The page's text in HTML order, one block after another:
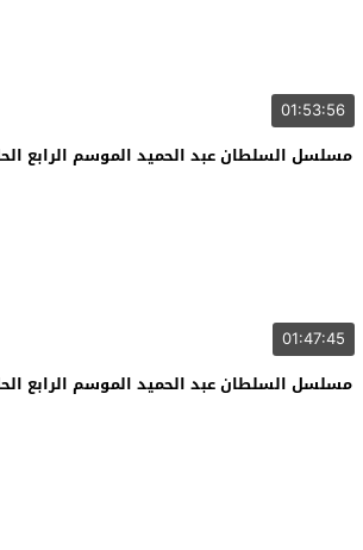
01:53:56
مسلسل السلطان عبد الحميد الموسم الرابع
01:47:45
مسلسل السلطان عبد الحميد الموسم الرابع